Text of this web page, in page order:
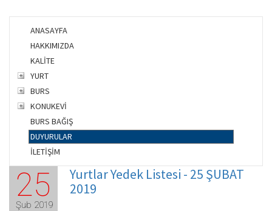
ANASAYFA
HAKKIMIZDA
KALİTE
YURT
BURS
KONUKEVİ
BURS BAĞIŞ
DUYURULAR
İLETİŞİM
25
Şub 2019
Yurtlar Yedek Listesi - 25 ŞUBAT
2019